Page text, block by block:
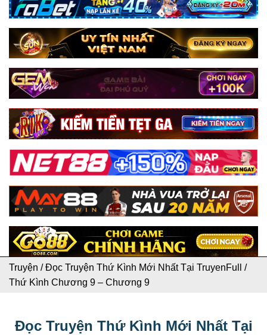
Truyện /Đọc Truyện Thứ Kình Mới Nhất Tại TruyenFull
/
Thứ Kình Chương 9 – Chương 9
Đọc Truyện Thứ Kình Mới Nhất Tại